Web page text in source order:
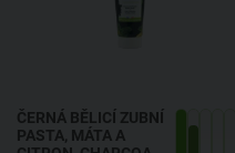
ČERNÁ BĚLICÍ ZUBNÍ
PASTA, MÁTA A